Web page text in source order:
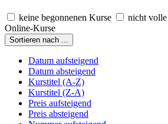
keine begonnenen Kurse nicht volle
Online-Kurse
Sortieren nach ...
Datum aufsteigend
Datum absteigend
Kurstitel (A-Z)
Kurstitel (Z-A)
Preis aufsteigend
Preis absteigend